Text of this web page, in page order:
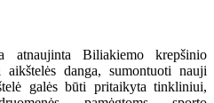
atnaujinta Biliakiemo krepšinio
aikštelės danga, sumontuoti nauji
galės būti pritaikyta tinkliniui,